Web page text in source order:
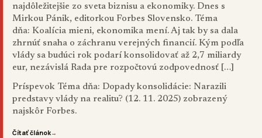
najdôležitejšie zo sveta biznisu a ekonomiky. Dnes s
Mirkou Pánik, editorkou Forbes Slovensko. Téma
dňa: Koalícia mieni, ekonomika mení. Aj tak by sa dala
zhrnúť snaha o záchranu verejných financií. Kým podľa
vlády sa budúci rok podarí konsolidovať až 2,7 miliardy
eur, nezávislá Rada pre rozpočtovú zodpovednosť […]
Príspevok Téma dňa: Dopady konsolidácie: Narazili
predstavy vlády na realitu? (12. 11. 2025) zobrazený
najskôr Forbes.
Čítať článok→